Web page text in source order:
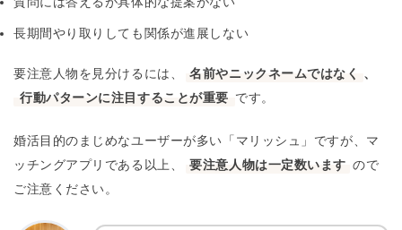
長期間やり取りしても関係が進展しない
要注意人物を見分けるには、 名前やニックネームではなく
、
行動パターンに注目することが重要 です。
婚活目的のまじめなユーザーが多い「マリッシュ」ですが、マ
ッチングアプリである以上、
要注意人物は一定数います ので
ご注意ください。